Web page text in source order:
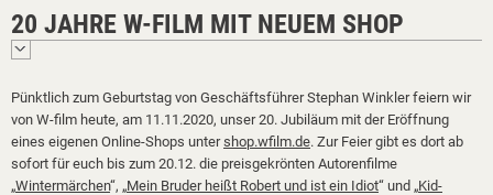
20 JAHRE W-FILM MIT NEUEM SHOP
Pünktlich zum Geburtstag von Geschäftsführer Stephan Winkler feiern wir
von W-film heute, am 11.11.2020, unser 20. Jubiläum mit der Eröffnung
eines eigenen Online-Shops untershop.wfilm.de. Zur Feier gibt es dort ab
sofort für euch bis zum 20.12. die preisgekrönten Autorenfilme
„Wintermärchen“, „Mein Bruder heißt Robert und ist ein Idiot“ und „Kid-